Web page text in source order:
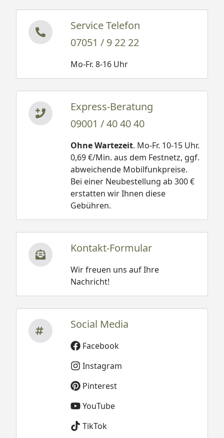
Service Telefon
07051 / 9 22 22
Mo-Fr. 8-16 Uhr
Express-Beratung
09001 / 40 40 40
Ohne Wartezeit. Mo-Fr. 10-15 Uhr.
0,69 €/Min. aus dem Festnetz, ggf.
abweichende Mobilfunkpreise.
Bei einer Neubestellung ab 300 €
erstatten wir Ihnen diese
Gebühren.
Kontakt-Formular
Wir freuen uns auf Ihre
Nachricht!
Social Media
Facebook
Instagram
Pinterest
YouTube
TikTok